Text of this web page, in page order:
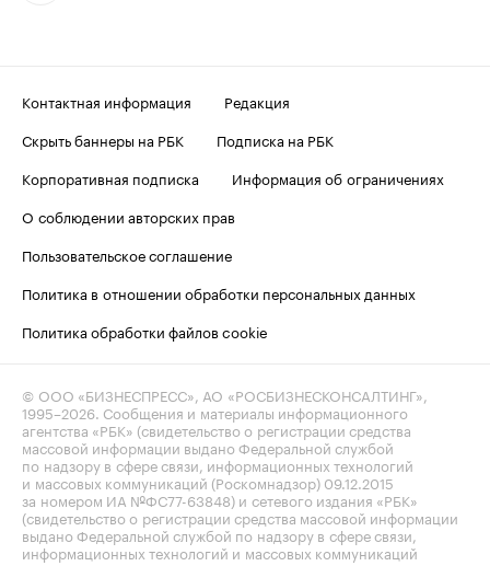
Контактная информация
Редакция
Скрыть баннеры на РБК
Подписка на РБК
Корпоративная подписка
Информация об ограничениях
О соблюдении авторских прав
Пользовательское соглашение
Политика в отношении обработки персональных данных
Политика обработки файлов cookie
© ООО «БИЗНЕСПРЕСС», АО «РОСБИЗНЕСКОНСАЛТИНГ»,
1995–2026. Сообщения и материалы информационного
агентства «РБК» (свидетельство о регистрации средства
массовой информации выдано Федеральной службой
по надзору в сфере связи, информационных технологий
и массовых коммуникаций (Роскомнадзор) 09.12.2015
за номером ИА №ФС77-63848) и сетевого издания «РБК»
(свидетельство о регистрации средства массовой информации
выдано Федеральной службой по надзору в сфере связи,
информационных технологий и массовых коммуникаций